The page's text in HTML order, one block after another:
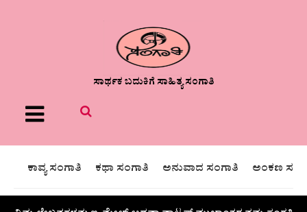
ಸಾರ್ಥಕ ಬದುಕಿಗೆ ಸಾಹಿತ್ಯ ಸಂಗಾತಿ
Menu
ಕಾವ್ಯ ಸಂಗಾತಿ ಕಥಾ ಸಂಗಾತಿ ಅನುವಾದ ಸಂಗಾತಿ ಅಂಕಣ